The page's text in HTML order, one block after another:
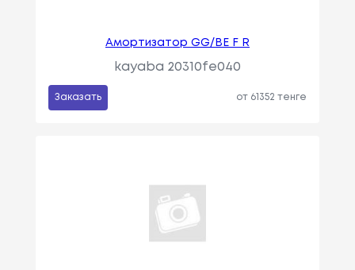
Амортизатор GG/BE F R
kayaba 20310fe040
Заказать от 61352 тенге